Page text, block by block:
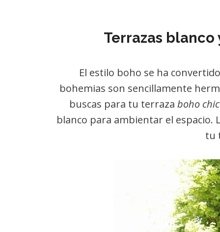
Terrazas
El estilo boho se ha
bohemias son sencillamente
buscas para tu terraza boho chic
blanco para ambientar el espacio.
tu